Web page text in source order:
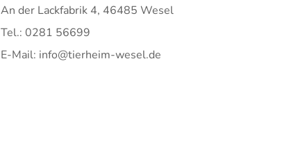
An der Lackfabrik 4, 46485 Wesel
Tel.: 0281 56699
E-Mail: info@tierheim-wesel.de